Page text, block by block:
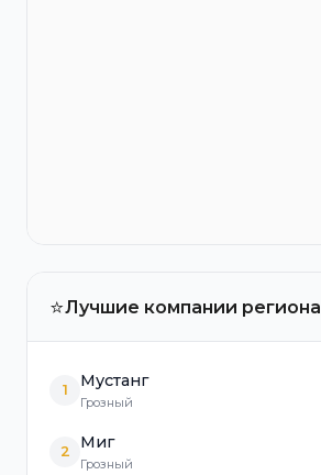
⭐Лучшие компании региона
1 Мустанг
Грозный
2 Миг
Грозный